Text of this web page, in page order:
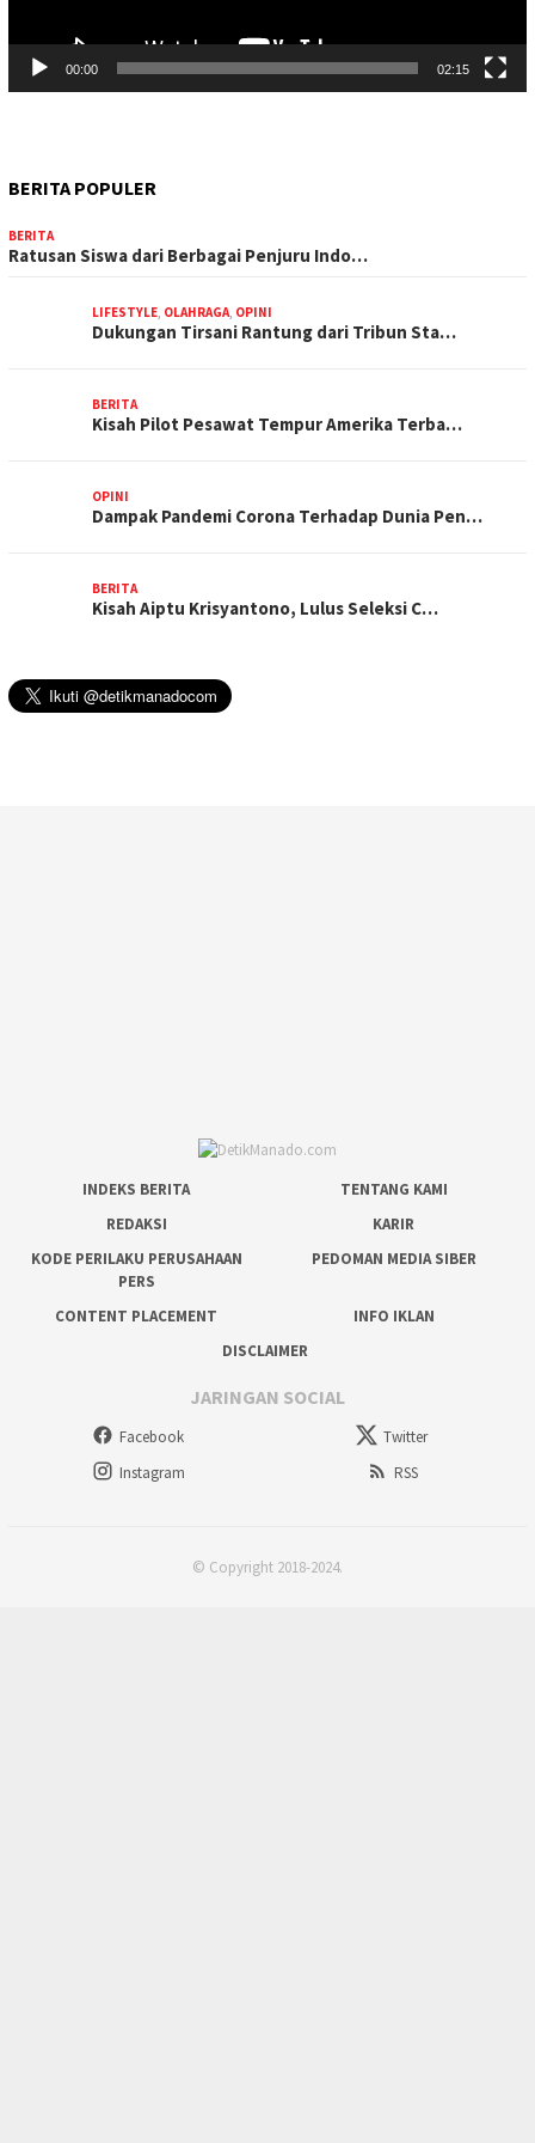
00:00 02:15
BERITA POPULER
BERITA
Ratusan Siswa dari Berbagai Penjuru Indo…
LIFESTYLE, OLAHRAGA, OPINI
Dukungan Tirsani Rantung dari Tribun Sta…
BERITA
Kisah Pilot Pesawat Tempur Amerika Terba…
OPINI
Dampak Pandemi Corona Terhadap Dunia Pen…
BERITA
Kisah Aiptu Krisyantono, Lulus Seleksi C…
INDEKS BERITA
TENTANG KAMI
REDAKSI
KARIR
KODE PERILAKU PERUSAHAAN
PERS
PEDOMAN MEDIA SIBER
CONTENT PLACEMENT
INFO IKLAN
DISCLAIMER
JARINGAN SOCIAL
Facebook
Twitter
Instagram
RSS
© Copyright 2018-2024.